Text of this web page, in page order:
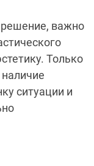
важно
Только
ситуации и